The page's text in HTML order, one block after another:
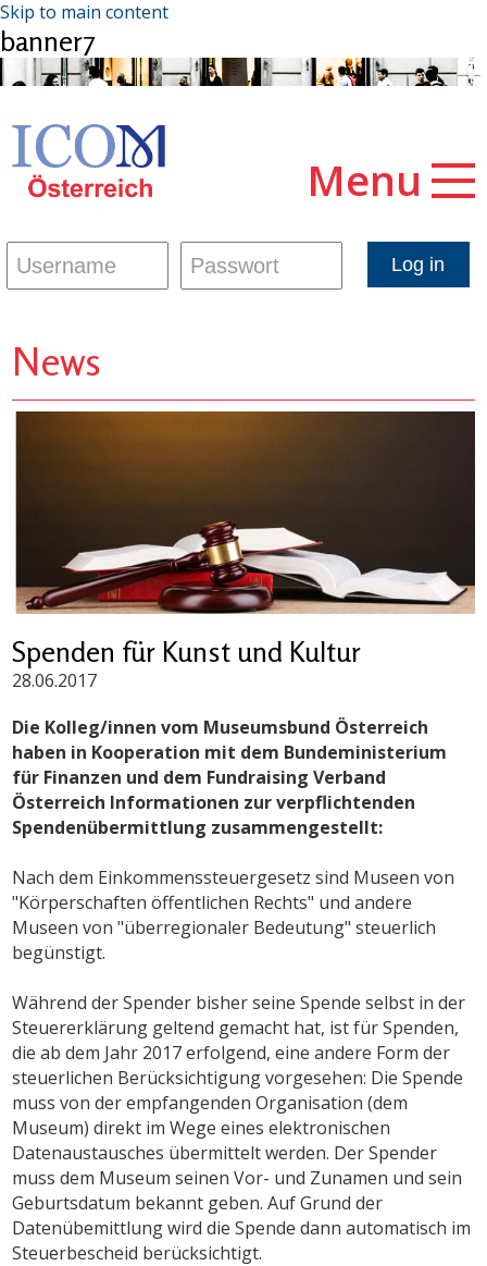
Skip to main content
banner7
Menu
News
Spenden für Kunst und Kultur
28.06.2017
Die Kolleg/innen vom Museumsbund Österreich
haben in Kooperation mit dem Bundeministerium
für Finanzen und dem Fundraising Verband
Österreich Informationen zur verpflichtenden
Spendenübermittlung zusammengestellt:
Nach dem Einkommenssteuergesetz sind Museen von
"Körperschaften öffentlichen Rechts" und andere
Museen von "überregionaler Bedeutung" steuerlich
begünstigt.
Während der Spender bisher seine Spende selbst in der
Steuererklärung geltend gemacht hat, ist für Spenden,
die ab dem Jahr 2017 erfolgend, eine andere Form der
steuerlichen Berücksichtigung vorgesehen: Die Spende
muss von der empfangenden Organisation (dem
Museum) direkt im Wege eines elektronischen
Datenaustausches übermittelt werden. Der Spender
muss dem Museum seinen Vor- und Zunamen und sein
Geburtsdatum bekannt geben. Auf Grund der
Datenübemittlung wird die Spende dann automatisch im
Steuerbescheid berücksichtigt.